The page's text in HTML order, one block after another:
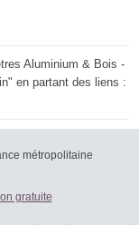
Aluminium & Bois -
en partant des liens :
métropolitaine
gratuite